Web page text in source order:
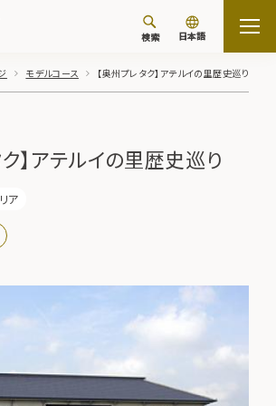
検索 日本語
モデルコース 【奥州プレタク】アテルイの里歴史巡り
ク】アテルイの里歴史巡り
ア